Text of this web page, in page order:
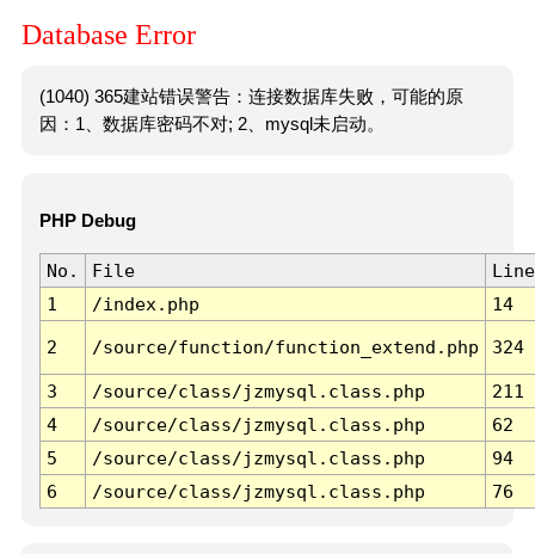
Database Error
(1040) 365建站错误警告：连接数据库失败，可能的原
因：1、数据库密码不对; 2、mysql未启动。
PHP Debug
No. File
Line
1
/index.php 14
2 /source/function/function_extend.php 324
3 /source/class/jzmysql.class.php
211
4
/source/class/jzmysql.class.php
62
5
/source/class/jzmysql.class.php
94
6
/source/class/jzmysql.class.php 76